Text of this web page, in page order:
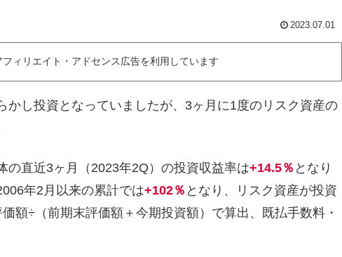
2023.07.01
ィリエイト・アドセンス広告を利用しています
かし投資となっていましたが、3ヶ月に1度のリスク資産の
の直近3ヶ月（2023年2Q）の投資収益率は+14.5％ となり
年2月以来の累計では+102％ となり、リスク資産が投資
額÷（前期末評価額＋今期投資額）で算出、既払手数料・